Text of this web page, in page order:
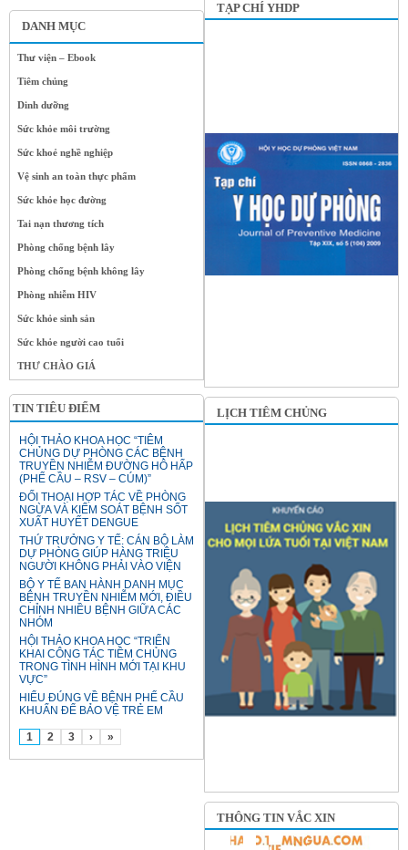
DANH MỤC
Thư viện – Ebook
Tiêm chủng
Dinh dưỡng
Sức khỏe môi trường
Sức khoẻ nghề nghiệp
Vệ sinh an toàn thực phẩm
Sức khỏe học đường
Tai nạn thương tích
Phòng chống bệnh lây
Phòng chống bệnh không lây
Phòng nhiễm HIV
Sức khỏe sinh sản
Sức khỏe người cao tuổi
THƯ CHÀO GIÁ
TIN TIÊU ĐIỂM
HỘI THẢO KHOA HỌC “TIÊM
CHỦNG DỰ PHÒNG CÁC BỆNH
TRUYỀN NHIỄM ĐƯỜNG HÔ HẤP
(PHẾ CẦU – RSV – CÚM)”
ĐỐI THOẠI HỢP TÁC VỀ PHÒNG
NGỪA VÀ KIỂM SOÁT BỆNH SỐT
XUẤT HUYẾT DENGUE
THỨ TRƯỞNG Y TẾ: CÁN BỘ LÀM
DỰ PHÒNG GIÚP HÀNG TRIỆU
NGƯỜI KHÔNG PHẢI VÀO VIỆN
BỘ Y TẾ BAN HÀNH DANH MỤC
BỆNH TRUYỀN NHIỄM MỚI, ĐIỀU
CHỈNH NHIỀU BỆNH GIỮA CÁC
NHÓM
HỘI THẢO KHOA HỌC “TRIỂN
KHAI CÔNG TÁC TIÊM CHỦNG
TRONG TÌNH HÌNH MỚI TẠI KHU
VỰC”
HIỂU ĐÚNG VỀ BỆNH PHẾ CẦU
KHUẨN ĐỂ BẢO VỆ TRẺ EM
1 2 3 › »
TẠP CHÍ YHDP
LỊCH TIÊM CHỦNG
THÔNG TIN VẮC XIN